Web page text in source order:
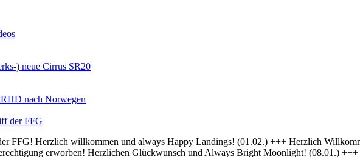
) neue Cirrus SR20
nach Norwegen
der FFG
Instructor bestanden! Herzlichen Glückwunsch und Always Happy Students! (29.07.) +++ Marek hat seine Prüfung für die Instrumentenflugberechtigung bestanden! Gratulation und weiterhin Happy Landings! (17.07.) +++ Sebastian und Julian haben die Prüfung zum Class Rating Instructor bestanden! Herzlichen Glückwunsch und Always Happy Students! (16.07.) +++ Christian hat seine PPL-Prüfung bestanden! Herzlichen Glückwunsch und always Happy Landings! (04.07.) +++ Marc hat die theoretische Prüfung bestanden! Herzlichen Glückwunsch und weiterhin Happy Landings! (27.06.) +++ Clemens hat seine praktische PPL-Prüfung bestanden! Herzlichen Glückwunsch und always Happy Landings! (12.06.) +++ Wir begrüßen Hanna als neues Mitglied der FFG! Viel Spass und always Happy Landings! (03.06.) +++ Herzlich Willkommen bei der FFG, Christian! Viel Spaß und Erfolg bei deiner Ausbildung (26.05.) +++ Richard hat seinen 1. Solo-Flug absolviert. Herzlichen Glückwunsch und Always Happy Landings! (21.05.) +++ Die FFG hat ein neues Vereinsmitglied. Herzlich Willkommen, Christian, und viele schöne Flüge. (14.05.) +++ Hendrik hat die LAPL-Prüfung bestanden! Herzlichen Glückwunsch und Always Happy Landings! (12.04.) +++ Wir begrüßen Malte als neues Mitglied der FFG! Viel Spass und always Happy Landings! (01.04.) +++ Herzlich Willkommen bei der FFG, Tim-Oliver! Viel Spaß und Erfolg bei deiner Ausbildung! (01.04.) +++ Felix und Norman haben die Nachtflugberechtigung erworben! Herzlichen Glückwunsch und Always Bright Moonlight! (18.03.) +++ Daniel hat die Nachtflugberechtigung erworben! Herzlichen Glückwunsch und Always Bright Moonlight! (29.02.) +++ Stefan hat seine praktische PPL-Prüfung bestanden! Gratulation und weiterhin Happy Landings! (16.02.) +++ Max hat seine Nachtflugqualifikation erhalten. Herzlichen Glückwünsch und Always happy landings! (28.01.) +++ >>> Bristell D-ENYY eingetroffen <<< Herzlich Willkommen bei der FFG, Eduard! Viel Spaß und Erfolg bei deiner Ausbildung! (15.01.) +++ Die FFG hat zwei neue Mitglieder und Flugschüler. Herzlich willkommen an Viveik und Tim und viel Spaß bei der Ausbildung (01.12.) +++ Clemens hat die Theoretische Prüfung bestanden! Herzlichen Glückwunsch und weiterhin viel Erfolg bei Deiner Ausbildung (16.11.) +++ André hat seinen ersten Alleinflug absolviert! Herzlichen Glückwunsch und weiterhin viel Erfolg bei Deiner Ausbildung (15.09.) +++ Daniel hat seine PPL-Prüfung bestanden! Herzlichen Glückwunsch und weiterhin Happy Landings! (11.09.) +++ Clemens ist seine ersten Solo Platzrunden geflogen. Herzlichen Glückwunsch und weiterhin viel Erfolg bei Deiner Ausbildung (09.09.) +++ Stefan hat seine Instrumentenflugberechtigung erworben! Herzlichen Glückwunsch und Always Happy Landings! (06.09.) +++ Wir gratulieren Marc zum ersten Soloflug! Herzlichen Glückwunsch und weiterhin viel Erfolg bei Deiner Ausbildung (24.08.) +++ Vincent hat seine theoretische Prüfung bestanden! Herzlichen Glückwunsch und weiterhin viel Erfolg bei Deiner Ausbildung (10.08.) +++ Stefan hat seine Theorieprüfung bestanden! Herzlichen Glückwunsch und weiterhin viel Erfolg bei Deiner Ausbildung (27.07.) +++ Julian hat die IR-Prüfung bestanden! Herzlichen Glückwunsch und Always Happy Landings. (25.07.) +++ Oliver hat die Praktische Prüfung bestanden! Herzlichen Glückwunsch und Always Happy Landings. (12.06.) +++ Und eine PPL mehr.... Glückwunsch Luis zur Lizenz. (27.04.) +++ Michel und Clemens haben heute die Theoretische Prüfung bestanden! Glückwunsch euch beiden und viel Erfolg bei der Praxis. (06.04.) +++ Daniel hat seine LAPL-Prüfung bestanden! Herzlichen Glückwunsch und Always Happy Landings. (29.03.) +++ Glückwunsch zum ersten Solo, Stefan! Ein denkwürdiger Tag im Leben eines jeden Piloten. (17.03.) +++ Die FFG hat ein neues Mitglied und erfahrenen Piloten bekommen! Willkommen Hermann und viel Spaß in der FFG. (01.03.) +++ Daniel hat heute die Theoretische Prüfung bestanden! Gratulation und weiterhin viel Erfolg bei der Praxis. (22.02.) +++ Luis hat die Theoretische Prüfung bestanden! Herzlichen Glückwunsch und viel Erfolg bei der Praxis. (09.02.) +++ Tibor hat seine Instrumentenflugberechtigung erhalten! Herzlichen Glückwunsch und Always Happy Landings. (06.02.) +++ Alexander hat die Theoretische Prüfung bestanden! Herzlichen Glückwunsch und viel Erfolg bei der Praxis. (21.01.) +++ Seit heute haben wir 5 neue BZF